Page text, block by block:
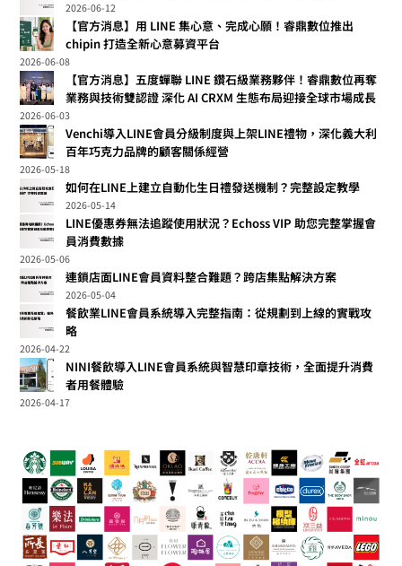
2026-06-12
【官方消息】用 LINE 集心意、完成心願！睿鼎數位推出
chipin 打造全新心意募資平台
2026-06-08
【官方消息】五度蟬聯 LINE 鑽石級業務夥伴！睿鼎數位再奪
業務與技術雙認證 深化 AI CRXM 生態布局迎接全球市場成長
2026-06-03
Venchi導入LINE會員分級制度與上架LINE禮物，深化義大利
百年巧克力品牌的顧客關係經營
2026-05-18
如何在LINE上建立自動化生日禮發送機制？完整設定教學
2026-05-14
LINE優惠券無法追蹤使用狀況？Echoss VIP 助您完整掌握會
員消費數據
2026-05-06
連鎖店面LINE會員資料整合難題？跨店集點解決方案
2026-05-04
餐飲業LINE會員系統導入完整指南：從規劃到上線的實戰攻
略
2026-04-22
NINI餐飲導入LINE會員系統與智慧印章技術，全面提升消費
者用餐體驗
2026-04-17